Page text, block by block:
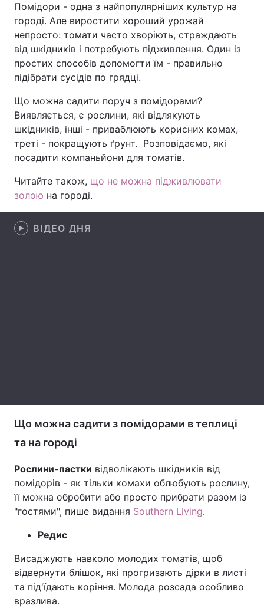
Україна Політика
Економіка Світ
Спорт Наука
Зброя Інциденти
Здоров'я Туризм
Екологія
Лонгріди
Тема оформлення
Помідори - одна з найпопулярніших культур на
городі. Але виростити хороший урожай
непросто: томати часто хворіють, страждають
від шкідників і потребують підживлення. Один із
простих способів допомогти їм - правильно
підібрати сусідів по грядці.
Що можна садити поруч з помідорами?
Виявляється, є рослини, які відлякують
шкідників, інші - приваблюють корисних комах,
треті - покращують ґрунт. Розповідаємо, які
посадити компаньйони для томатів.
Читайте також, що не можна підживлювати
золою на городі.
ВІДЕО ДНЯ
Що можна садити з помідорами в теплиці
та на городі
Рослини-пастки відволікають шкідників від
помідорів - як тільки комахи облюбують рослину,
її можна обробити або просто прибрати разом із
"гостями", пише видання Southern Living.
Редис
Висаджують навколо молодих томатів, щоб
відвернути блішок, які прогризають дірки в листі
та під'їдають коріння. Молода розсада особливо
вразлива.